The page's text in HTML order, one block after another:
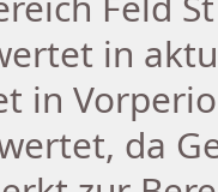
in
in
da